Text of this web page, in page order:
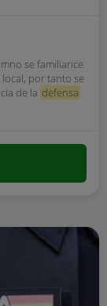
se familiarice
por tanto se
de la defensa